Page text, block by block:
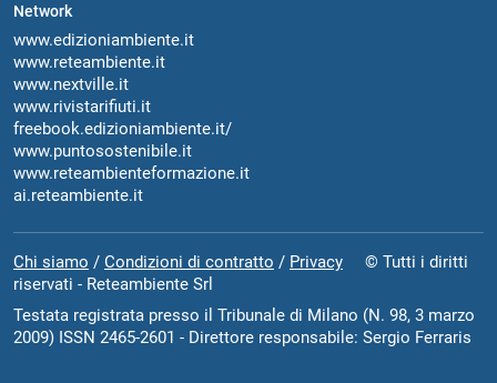
Network
www.edizioniambiente.it
www.reteambiente.it
www.nextville.it
www.rivistarifiuti.it
freebook.edizioniambiente.it/
www.puntosostenibile.it
www.reteambienteformazione.it
ai.reteambiente.it
Chi siamo / Condizioni di contratto / Privacy © Tutti i diritti
riservati - Reteambiente Srl
Testata registrata presso il Tribunale di Milano (N. 98, 3 marzo
2009) ISSN 2465-2601 - Direttore responsabile: Sergio Ferraris